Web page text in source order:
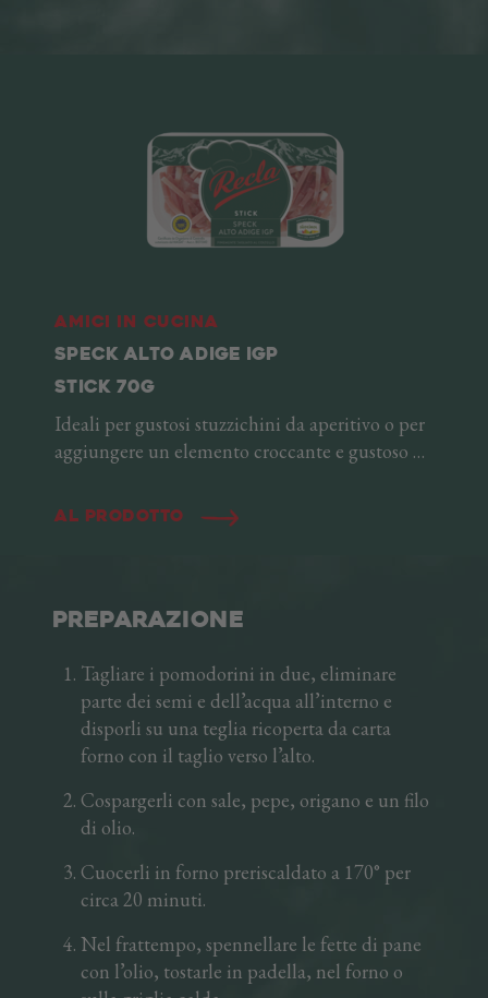
Amici in cucina
SPECK ALTO ADIGE IGP
STICK 70G
Ideali per gustosi stuzzichini da aperitivo o per
aggiungere un elemento croccante e gustoso ai
tagliamo al coltello il nostro Speck Alto Adige
IGP fino a ricavarne fini fiammiferi. Sempre
crudi. Un amico prezioso in cucina!
Al prodotto
PREPARAZIONE
Tagliare i pomodorini in due, eliminare
parte dei semi e dell’acqua all’interno e
disporli su una teglia ricoperta da carta
forno con il taglio verso l’alto.
Cospargerli con sale, pepe, origano e un filo
di olio.
Cuocerli in forno preriscaldato a 170° per
circa 20 minuti.
Nel frattempo, spennellare le fette di pane
con l’olio, tostarle in padella, nel forno o